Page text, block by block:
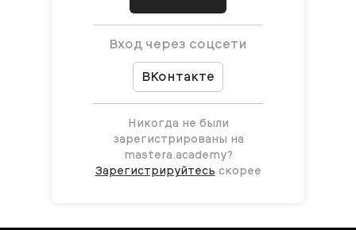
Вход через соцсети
ВКонтакте
Никогда не были
зарегистрированы на
mastera.academy?
Зарегистрируйтесь скорее